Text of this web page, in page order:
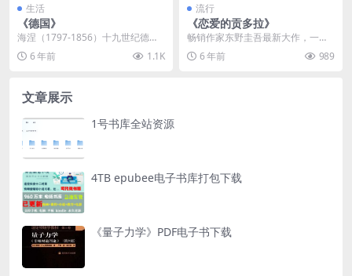
生活
《德国》
海涅（1797-1856）十九世纪德国
杰出的革命民主主义诗人和政论
家，生于犹太商...
6 年前 1.1K
流行
《恋爱的贡多拉》
畅销作家东野圭吾最新大作，一个
渣男引发的一连串悲情事件。作品
描述了4对男女的情感...
6 年前 989
文章展示
1号书库全站资源
4TB epubee电子书库打包下载
《量子力学》PDF电子书下载